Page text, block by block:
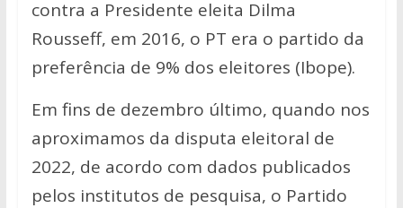
contra a Presidente eleita Dilma
Rousseff, em 2016, o PT era o partido da
preferência de 9% dos eleitores (Ibope).
Em fins de dezembro último, quando nos
aproximamos da disputa eleitoral de
2022, de acordo com dados publicados
pelos institutos de pesquisa, o Partido